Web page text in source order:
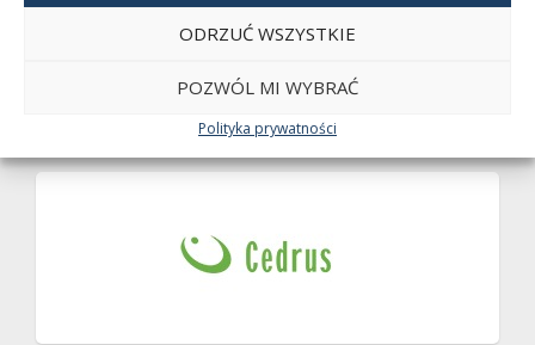
ODRZUĆ WSZYSTKIE
POZWÓL MI WYBRAĆ
Polityka prywatności